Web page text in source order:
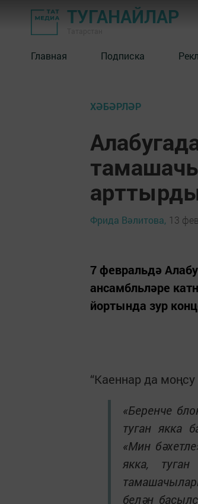
ТУГАНАЙЛАР
Главная Подписка
ХӘБӘРЛӘР
Фрида Вәлитова, 13
7 февральдә
ансамбльләре
йортында зур
“Каеннар да
«Беренче
туган якка
«Мин
якка,
белән